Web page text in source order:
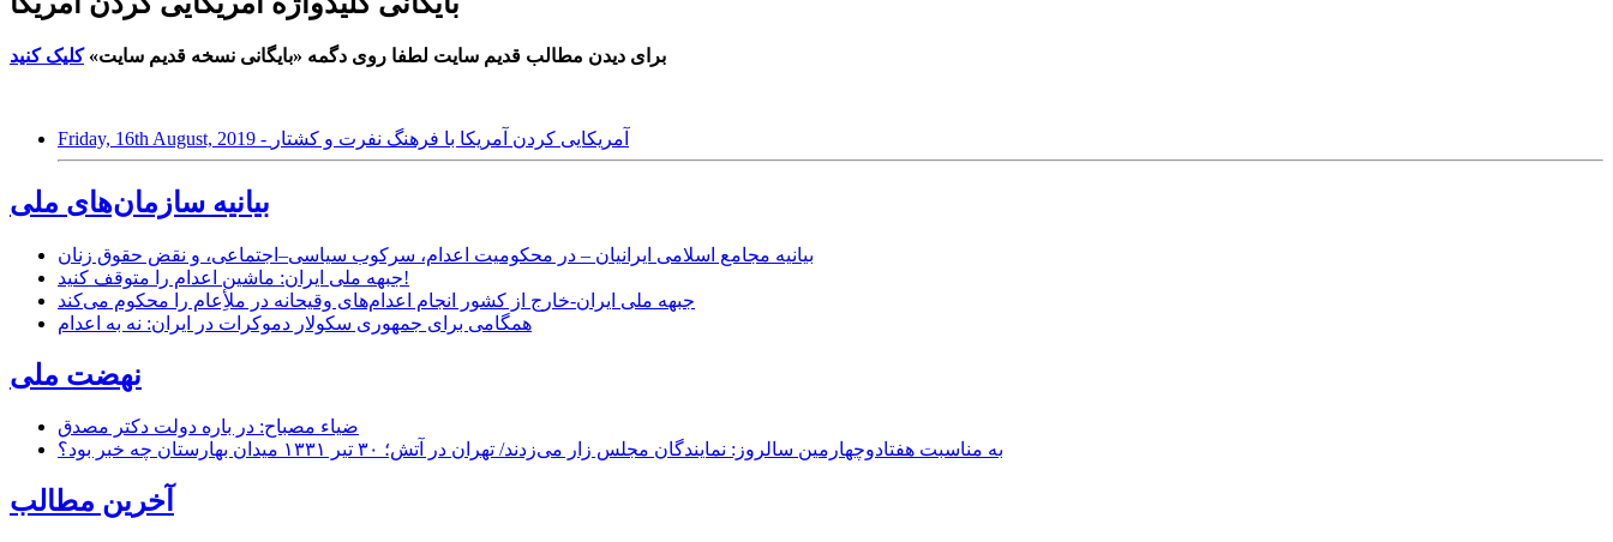
برای دیدن مطالب قدیم سایت لطفا روی دگمه «بایگانی نسخه قدیم سایت»کلیک کنید
Friday, 16th August, 2019 - آمریکایی کردن آمریکا با فرهنگ نفرت و کشتار
بیانیه سازمان‌های ملی
بیانیه مجامع اسلامی ایرانیان – در محکومیت اعدام، سرکوب سیاسی–اجتماعی، و نقض حقوق زنان
جبهه ملی ایران: ماشین اعدام را متوقف کنید!
جبهه ملی ایران-خارج از کشور انجام اعدام‌های وقیحانه در ملأِعام را محکوم می‌کند
همگامی برای جمهوری سکولار دموکرات در ایران: نه به اعدام
نهضت ملی
ضیاء مصباح: در باره دولت دکتر مصدق
به مناسبت هفتادوچهارمین سالروز: نمایندگان مجلس زار می‌زدند/ تهران در آتش؛ ۳۰ تیر ۱۳۳۱ میدان بهارستان چه خبر بود؟
آخرین مطالب